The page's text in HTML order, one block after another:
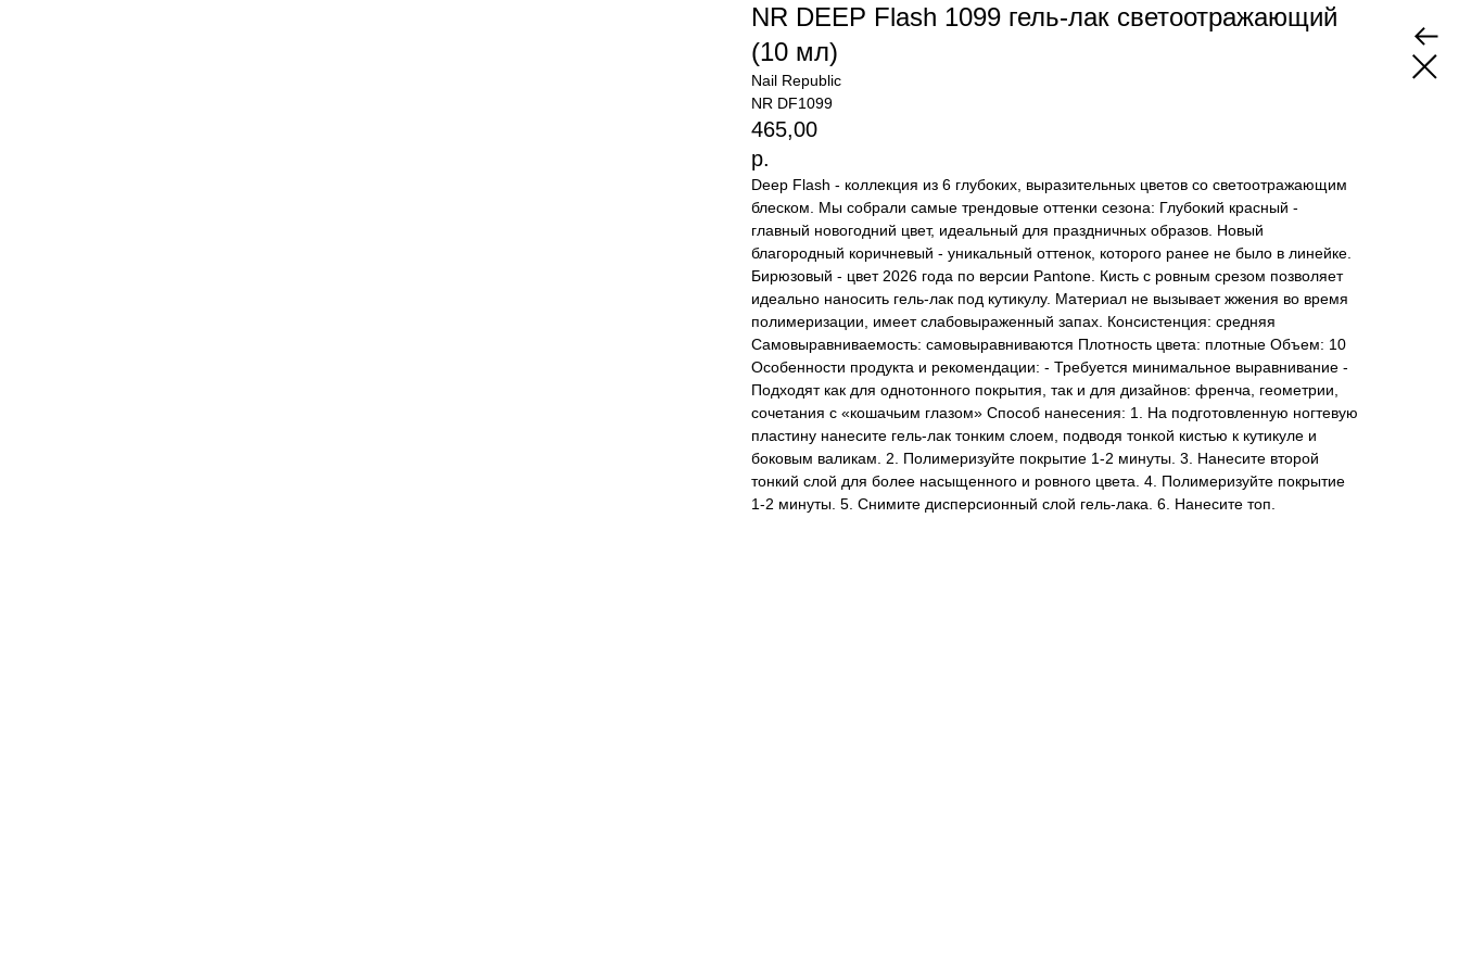
NR DEEP Flash 1099 гель-лак светоотражающий
(10 мл)
Nail Republic
NR DF1099
465,00
р.
Deep Flash - коллекция из 6 глубоких, выразительных цветов со светоотражающим
блеском. Мы собрали самые трендовые оттенки сезона: Глубокий красный -
главный новогодний цвет, идеальный для праздничных образов. Новый
благородный коричневый - уникальный оттенок, которого ранее не было в линейке.
Бирюзовый - цвет 2026 года по версии Pantone. Кисть с ровным срезом позволяет
идеально наносить гель-лак под кутикулу. Материал не вызывает жжения во время
полимеризации, имеет слабовыраженный запах. Консистенция: средняя
Самовыравниваемость: самовыравниваются Плотность цвета: плотные Объем: 10
Особенности продукта и рекомендации: - Требуется минимальное выравнивание -
Подходят как для однотонного покрытия, так и для дизайнов: френча, геометрии,
сочетания с «кошачьим глазом» Способ нанесения: 1. На подготовленную ногтевую
пластину нанесите гель-лак тонким слоем, подводя тонкой кистью к кутикуле и
боковым валикам. 2. Полимеризуйте покрытие 1-2 минуты. 3. Нанесите второй
тонкий слой для более насыщенного и ровного цвета. 4. Полимеризуйте покрытие
1-2 минуты. 5. Снимите дисперсионный слой гель-лака. 6. Нанесите топ.